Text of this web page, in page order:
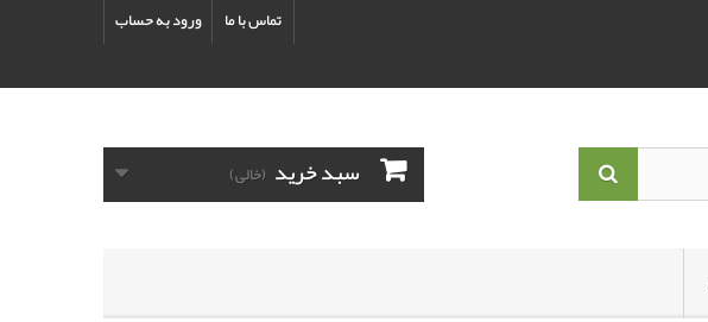
ورود به حساب تماس با ما
سبد خرید (خالی)